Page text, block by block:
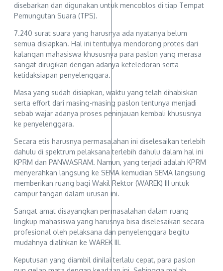
disebarkan dan digunakan untuk mencoblos di tiap Tempat
Pemungutan Suara (TPS).
7.240 surat suara yang harusnya ada nyatanya belum
semua disiapkan. Hal ini tentunya mendorong protes dari
kalangan mahasiswa khususnya para paslon yang merasa
sangat dirugikan dengan adanya keteledoran serta
ketidaksiapan penyelenggara.
Masa yang sudah disiapkan, waktu yang telah dihabiskan
serta effort dari masing-masing paslon tentunya menjadi
sebab wajar adanya proses peninjauan kembali khususnya
ke penyelenggara.
Secara etis harusnya permasalahan ini diselesaikan terlebih
dahulu di spektrum pelaksana terlebih dahulu dalam hal ini
KPRM dan PANWASRAM. Namun, yang terjadi adalah KPRM
menyerahkan langsung ke SEMA kemudian SEMA langsung
memberikan ruang bagi Wakil Rektor (WAREK) III untuk
campur tangan dalam urusan ini.
Sangat amat disayangkan permasalahan dalam ruang
lingkup mahasiswa yang harusnya bisa diselesaikan secara
profesional oleh pelaksana dan penyelenggara begitu
mudahnya dialihkan ke WAREK III.
Keputusan yang diambil dinilai terlalu cepat, para paslon